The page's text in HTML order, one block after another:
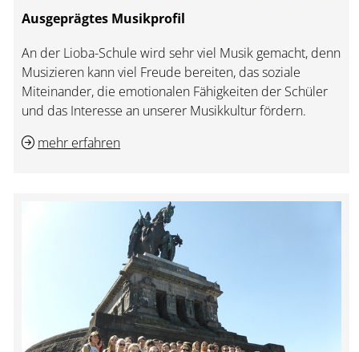
Ausgeprägtes Musikprofil
An der Lioba-Schule wird sehr viel Musik gemacht, denn
Musizieren kann viel Freude bereiten, das soziale
Miteinander, die emotionalen Fähigkeiten der Schüler
und das Interesse an unserer Musikkultur fördern.
mehr erfahren